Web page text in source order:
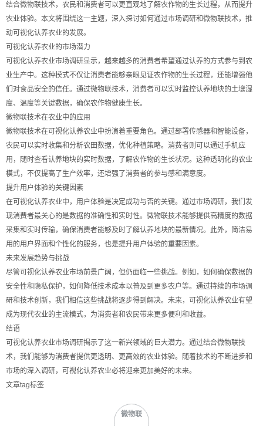
结合微物联技术，农民和消费者可以更直观地了解农作物的生长过程，从而提升
农业体验。本文将围绕这一主题，深入探讨如何通过市场调研和微物联技术，推
动可视化认养农业的发展。
可视化认养农业的市场潜力
可视化认养农业市场调研显示，越来越多的消费者希望通过认养的方式参与到农
业生产中。这种模式不仅让消费者能够亲眼见证农作物的生长过程，还能增强他
们对食品安全的信任。通过微物联技术，消费者可以实时监控认养地块的土壤湿
度、温度等关键数据，确保农作物健康生长。
微物联技术在农业中的应用
微物联技术在可视化认养农业中扮演着重要角色。通过部署传感器和智能设备，
农民可以实时收集和分析农田数据，优化种植策略。消费者则可以通过手机应
用，随时查看认养地块的实时数据，了解农作物的生长状况。这种透明化的农业
模式，不仅提高了生产效率，还增强了消费者的参与感和满意度。
提升用户体验的关键因素
在可视化认养农业中，用户体验是决定成功与否的关键。通过市场调研，我们发
现消费者最关心的是数据的准确性和实时性。微物联技术能够提供高精度的数据
采集和实时传输，确保消费者能够及时了解认养地块的最新情况。此外，简洁易
用的用户界面和个性化的服务，也是提升用户体验的重要因素。
未来发展趋势与挑战
尽管可视化认养农业市场前景广阔，但仍面临一些挑战。例如，如何确保数据的
安全性和隐私保护，如何降低技术成本以普及到更多农户等。通过持续的市场调
研和技术创新，我们相信这些挑战将逐步得到解决。未来，可视化认养农业有望
成为现代农业的主流模式，为消费者和农民带来更多便利和收益。
结语
可视化认养农业市场调研揭示了这一新兴领域的巨大潜力。通过结合微物联技
术，我们能够为消费者提供更透明、更高效的农业体验。随着技术的不断进步和
市场的深入调研，可视化认养农业必将迎来更加美好的未来。
文章tag标签
微物联